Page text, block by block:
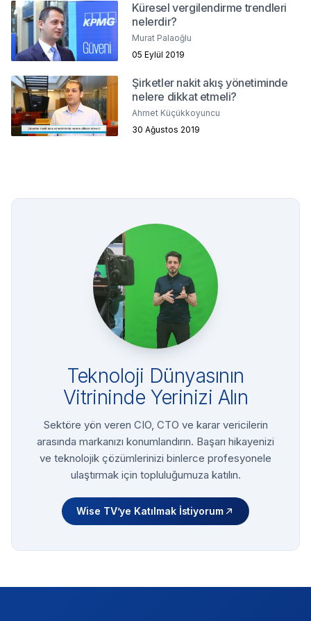
Küresel vergilendirme trendleri
nelerdir?
Murat Palaoğlu
05 Eylül 2019
Şirketler nakit akış yönetiminde
nelere dikkat etmeli?
Ahmet Küçükkoyuncu
30 Ağustos 2019
Teknoloji Dünyasının
Vitrininde Yerinizi Alın
Sektöre yön veren CIO, CTO ve karar vericilerin
arasında markanızı konumlandırın. Başarı hikayenizi
ve teknolojik çözümlerinizi binlerce profesyonele
ulaştırmak için topluluğumuza katılın.
Wise TV’ye Katılmak İstiyorum